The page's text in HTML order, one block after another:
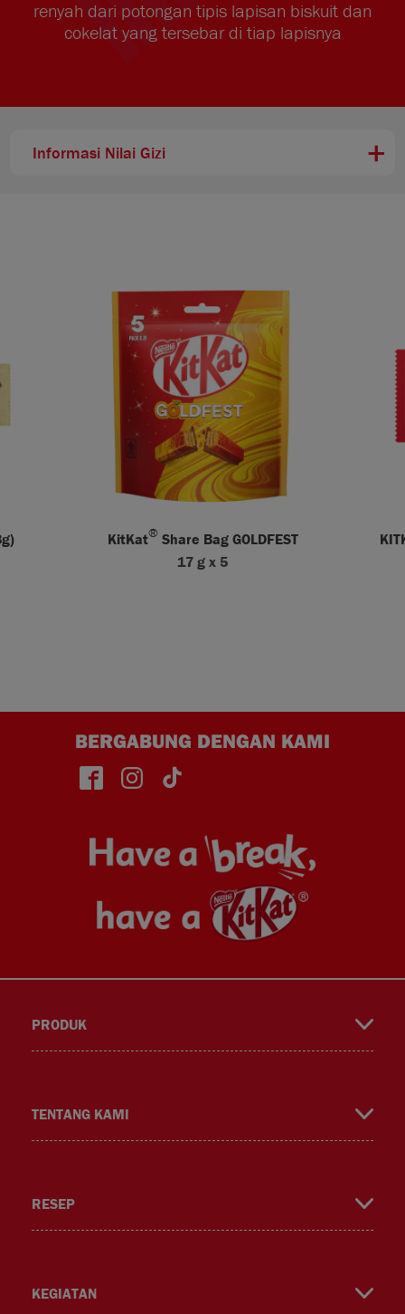
renyah dari potongan tipis lapisan biskuit dan
cokelat yang tersebar di tiap lapisnya
Informasi Nilai Gizi
KitKat® Share Bag GOLDFEST
17 g x 5
BERGABUNG DENGAN KAMI
Face
book
Insta TikT
PRODUK
TENTANG KAMI
RESEP
KEGIATAN